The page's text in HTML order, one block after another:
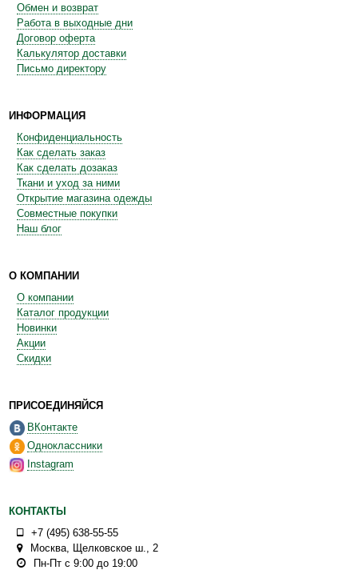
Обмен и возврат
Работа в выходные дни
Договор оферта
Калькулятор доставки
Письмо директору
ИНФОРМАЦИЯ
Конфиденциальность
Как сделать заказ
Как сделать дозаказ
Ткани и уход за ними
Открытие магазина одежды
Совместные покупки
Наш блог
О КОМПАНИИ
О компании
Каталог продукции
Новинки
Акции
Скидки
ПРИСОЕДИНЯЙСЯ
ВКонтакте
Одноклассники
Instagram
КОНТАКТЫ
+7 (495) 638-55-55
Москва, Щелковское ш., 2
Пн-Пт с 9:00 до 19:00